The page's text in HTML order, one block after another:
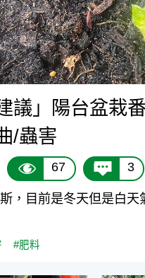
議」陽台盆栽
/蟲害
67 3
，目前是冬天但是白天
#肥料